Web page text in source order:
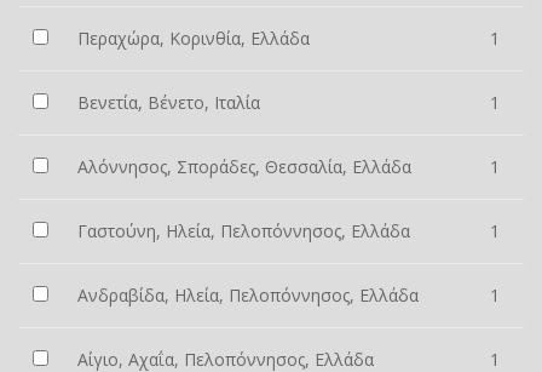
Περαχώρα, Κορινθία, Ελλάδα 1
Βενετία, Βένετο, Ιταλία 1
Αλόννησος, Σποράδες, Θεσσαλία, Ελλάδα 1
Γαστούνη, Ηλεία, Πελοπόννησος, Ελλάδα 1
Ανδραβίδα, Ηλεία, Πελοπόννησος, Ελλάδα 1
Αίγιο, Αχαΐα, Πελοπόννησος, Ελλάδα 1